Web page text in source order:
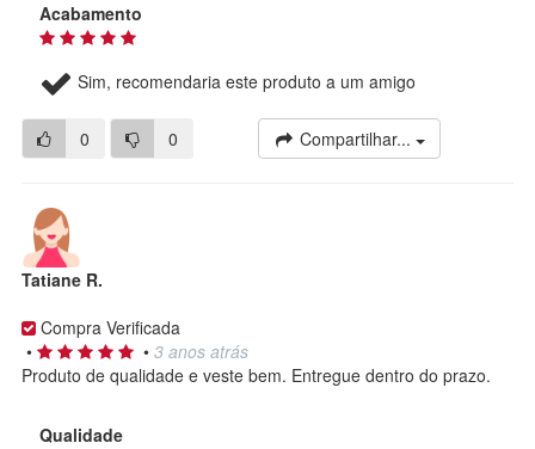
Acabamento
Sim, recomendaria este produto a um amigo
0 0 Compartilhar...
Tatiane R.
Compra Verificada
•
• 3 anos atrás
Produto de qualidade e veste bem. Entregue dentro do prazo.
Qualidade